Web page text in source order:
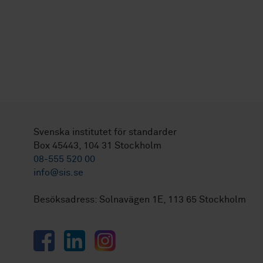
Svenska institutet för standarder
Box 45443, 104 31 Stockholm
08-555 520 00
info@sis.se
Besöksadress: Solnavägen 1E, 113 65 Stockholm
FacebookLinkedInInstagram